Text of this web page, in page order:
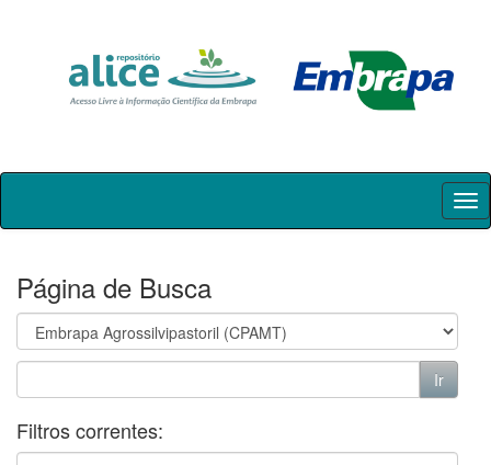
Skip
Página de Busca
Filtros correntes: